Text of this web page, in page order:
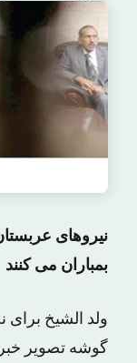
نیروهای
بمباران می کنند
ولد الشیخ
گوشه تصویر